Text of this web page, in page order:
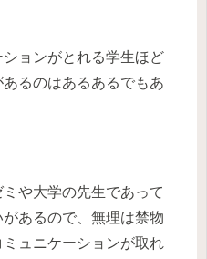
ョンがとれる学生ほど
るのはあるあるでもあ
や大学の先生であって
があるので、無理は禁物
ュニケーションが取れ